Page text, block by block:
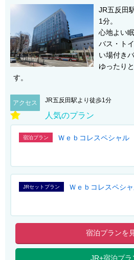
JR五反田
1分。
心地よい
バス・ト
い場付き
ゆったり
す。
アクセス JR五反田駅より徒歩1分
人気のプラン
宿泊プラン Ｗｅｂコレスペシャル
JRセットプラン Ｗｅｂコレスペシ
宿泊プランを
JR+宿泊プラ